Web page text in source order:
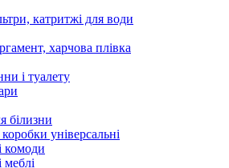
катритжі для води
харчова плівка
і туалету
білизни
універсальні
комоди
меблі